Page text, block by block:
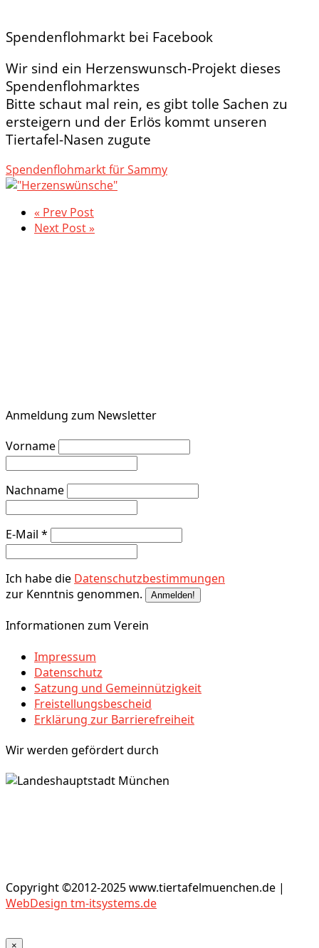
Spendenflohmarkt bei Facebook
Wir sind ein Herzenswunsch-Projekt dieses
Spendenflohmarktes
Bitte schaut mal rein, es gibt tolle Sachen zu
ersteigern und der Erlös kommt unseren
Tiertafel-Nasen zugute
Spendenflohmarkt für Sammy
« Prev Post
Next Post »
Anmeldung zum Newsletter
Vorname
Nachname
E-Mail *
Ich habe die Datenschutzbestimmungen
zur Kenntnis genommen.
Informationen zum Verein
Impressum
Datenschutz
Satzung und Gemeinnützigkeit
Freistellungsbescheid
Erklärung zur Barrierefreiheit
Wir werden gefördert durch
Copyright ©2012-2025 www.tiertafelmuenchen.de |
WebDesign tm-itsystems.de
×